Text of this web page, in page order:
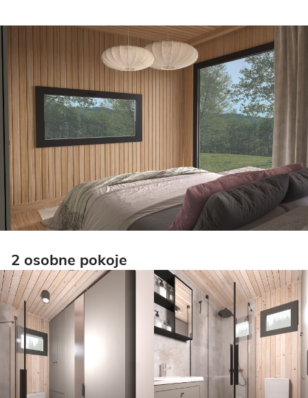
2 osobne pokoje